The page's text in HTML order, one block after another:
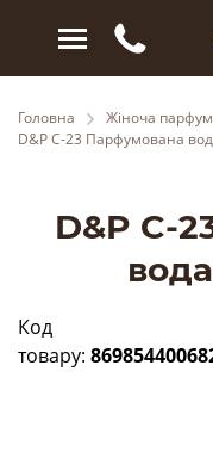
Головна
Жіноча
D&P C-23 Парфумована
D&P C-
Код
товару: